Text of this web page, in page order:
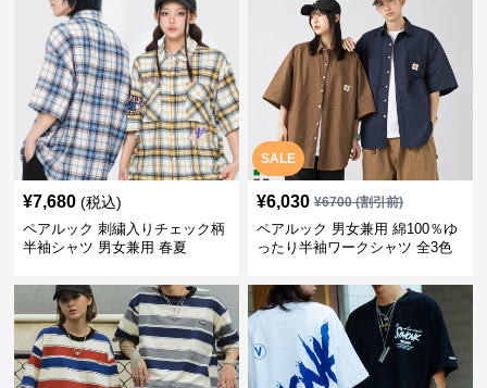
¥7,680 (税込)
ペアルック 刺繍入りチェック柄
半袖シャツ 男女兼用 春夏
SALE
¥6,030 ¥6700(割引前)
ペアルック 男女兼用 綿100％ゆ
ったり半袖ワークシャツ 全3色